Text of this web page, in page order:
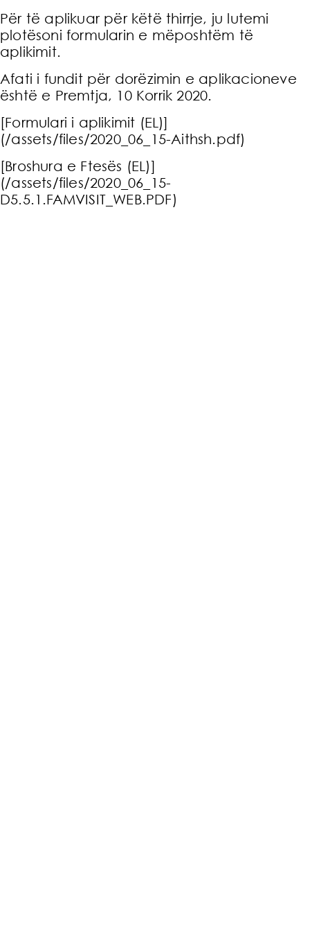
Për të aplikuar për këtë thirrje, ju lutemi
plotësoni formularin e mëposhtëm të
aplikimit.
Afati i fundit për dorëzimin e aplikacioneve
është e Premtja, 10 Korrik 2020.
[Formulari i aplikimit (EL)]
(/assets/files/2020_06_15-Aithsh.pdf)
[Broshura e Ftesës (EL)]
(/assets/files/2020_06_15-
D5.5.1.FAMVISIT_WEB.PDF)